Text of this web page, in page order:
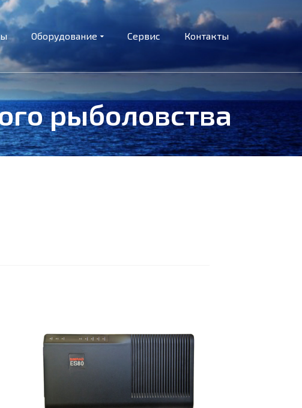
Оборудование Сервис Контакты
рыболовства